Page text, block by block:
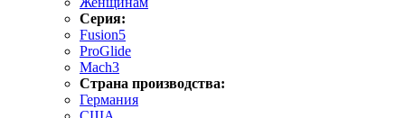
Серия:
Fusion5
ProGlide
Mach3
Страна производства:
Германия